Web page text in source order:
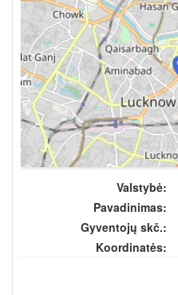
Valstybė:
Pavadinimas:
Gyventojų skč.:
Koordinatės: